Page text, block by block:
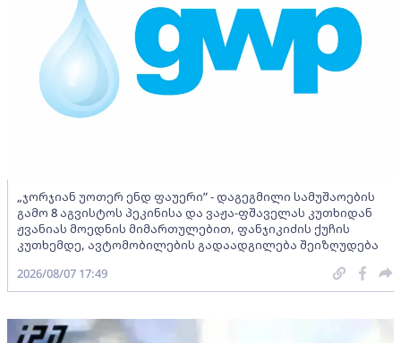
„ჯორჯიან უოთერ ენდ ფაუერი” - დაგეგმილი სამუშაოების
გამო 8 აგვისტოს პეკინისა და ვაჟა-ფშაველას კუთხიდან
ჟვანიას მოედნის მიმართულებით, ფანჯიკიძის ქუჩის
კუთხემდე, ავტომობილების გადაადგილება შეიზღუდება
2026/08/07 17:49